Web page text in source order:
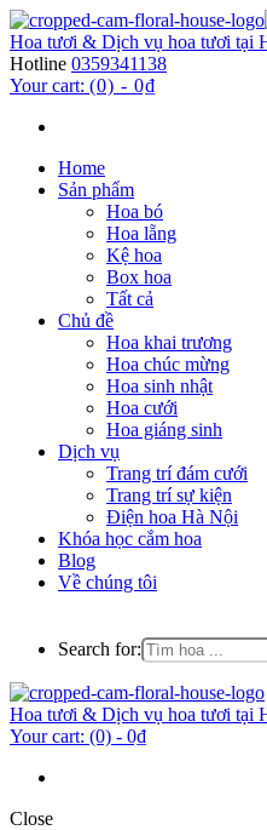
Hoa tươi & Dịch vụ hoa tươi tại
Hotline 0359341138
Your cart: (0) - 0₫
Home
Sản phẩm
Hoa bó
Hoa lẵng
Kệ hoa
Box hoa
Tất cả
Chủ đề
Hoa khai trương
Hoa chúc mừng
Hoa sinh nhật
Hoa cưới
Hoa giáng sinh
Dịch vụ
Trang trí đám cưới
Trang trí sự kiện
Điện hoa Hà Nội
Khóa học cắm hoa
Blog
Về chúng tôi
Search for:
Hoa tươi & Dịch vụ hoa tươi tại
Your cart: (0) - 0₫
Close